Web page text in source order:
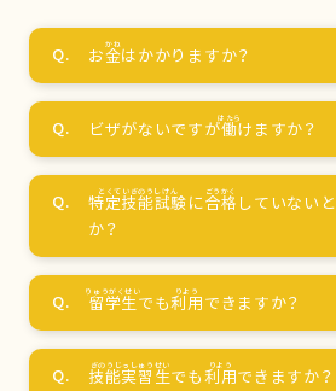
お金はかかりますか？
ビザがないですが働けますか？
特定技能試験に合格 していないと
か？
留学生でも利用 できますか？
技能実習生でも利用できますか？